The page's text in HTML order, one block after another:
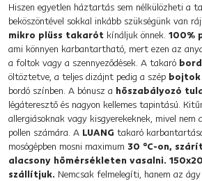
Hiszen egyetlen háztartás sem nélkülözheti a
beköszöntével sokkal inkább szükségünk van
mikro plüss takarót kínáljuk önnek. 100%
ami könnyen karbantartható, mert ezen az
a foltok vagy a szennyeződések. A takaró
öltöztetve, a teljes dizájnt pedig a szép bojtok
bordó színben. A bónusz a hőszabályozó
légáteresztő és nagyon kellemes tapintású.
allergiásoknak vagy kisgyerekeknek, mivel nem
pollen számára. A LUANG takaró
mosógépben mosni maximum 30 °C-on,
alacsony hőmérsékleten vasalni.
szállítjuk. Nemcsak felmelegíti, hanem az